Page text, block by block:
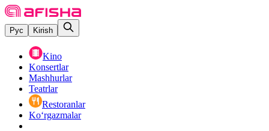
Рус Kirish
Kino
Konsertlar
Mashhurlar
Teatrlar
Restoranlar
Ko‘rgazmalar